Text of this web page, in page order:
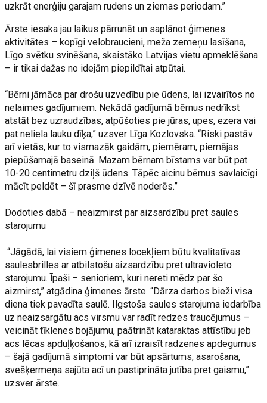
uzkrāt enerģiju garajam rudens un ziemas periodam.”
Ārste iesaka jau laikus pārrunāt un saplānot ģimenes
aktivitātes – kopīgi velobraucieni, meža zemeņu lasīšana,
Līgo svētku svinēšana, skaistāko Latvijas vietu apmeklēšana
– ir tikai dažas no idejām piepildītai atpūtai.
“Bērni jāmāca par drošu uzvedību pie ūdens, lai izvairītos no
nelaimes gadījumiem. Nekādā gadījumā bērnus nedrīkst
atstāt bez uzraudzības, atpūšoties pie jūras, upes, ezera vai
pat neliela lauku dīķa,” uzsver Līga Kozlovska. “Riski pastāv
arī vietās, kur to vismazāk gaidām, piemēram, piemājas
piepūšamajā baseinā. Mazam bērnam bīstams var būt pat
10-20 centimetru dziļš ūdens. Tāpēc aicinu bērnus savlaicīgi
mācīt peldēt – šī prasme dzīvē noderēs.”
Dodoties dabā – neaizmirst par aizsardzību pret saules
starojumu
“Jāgādā, lai visiem ģimenes locekļiem būtu kvalitatīvas
saulesbrilles ar atbilstošu aizsardzību pret ultravioleto
starojumu. Īpaši – senioriem, kuri nereti mēdz par šo
aizmirst,” atgādina ģimenes ārste. “Dārza darbos bieži visa
diena tiek pavadīta saulē. Ilgstoša saules starojuma iedarbība
uz neaizsargātu acs virsmu var radīt redzes traucējumus –
veicināt tīklenes bojājumu, paātrināt kataraktas attīstību jeb
acs lēcas apduļķošanos, kā arī izraisīt radzenes apdegumus
– šajā gadījumā simptomi var būt apsārtums, asarošana,
svešķermeņa sajūta acī un pastiprināta jutība pret gaismu,”
uzsver ārste.